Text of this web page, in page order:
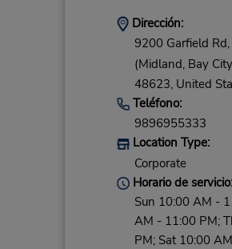
Dirección:
9200 Garfield Rd,
(Midland, Bay
48623, United
Teléfono:
9896955333
Location Type:
Corporate
Horario de servicio:
Sun 10:00 AM -
AM - 11:00 PM;
PM; Sat 10:00